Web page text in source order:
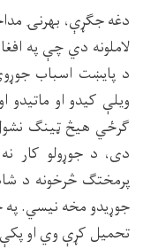
دغه جګړې، بهرنۍ
لاملونه دي چې په
د پايښت اسباب
ويلې كيدو او ماتيدو
ګرځي هيڅ ټينګ
دى، د جوړولو كار
پرمختګ څرخونه د
جوړيدو مخه نيسي.
تحميل كړې وي او